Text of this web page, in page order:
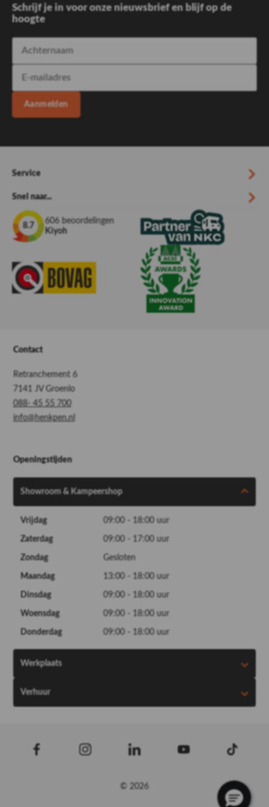
Schrijf je in voor onze nieuwsbrief en blijf op de
hoogte
Aanmelden
Service
Snel naar...
8.7
606 beoordelingen
Kiyoh
Contact
Retranchement 6
7141 JV Groenlo
088- 45 55 700
info@henkpen.nl
Openingstijden
Showroom & Kampeershop
Vrijdag 09:00 - 18:00 uur
Zaterdag 09:00 - 17:00 uur
Zondag Gesloten
Maandag 13:00 - 18:00 uur
Dinsdag 09:00 - 18:00 uur
Woensdag 09:00 - 18:00 uur
Donderdag 09:00 - 18:00 uur
Werkplaats
Verhuur
© 2026